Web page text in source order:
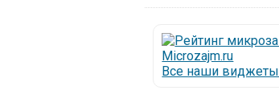
Все наши виджеты